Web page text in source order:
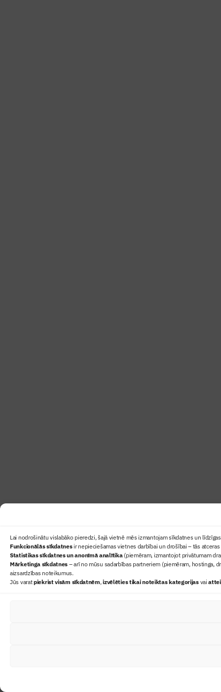
Lai nodrošinātu vislabāko pieredzi, šajā vietnē mēs izmantojam sīkdatnes un
Funkcionālās sīkdatnesir nepieciešamas vietnes darbībai un drošībai – tās
Statistikas sīkdatnes un anonīmā analītika(piemēram, izmantojot privātumam
Mārketinga sīkdatnes – arī no mūsu sadarbības partneriem (piemēram, hostinga,
aizsardzības noteikumus.
Jūs varatpiekrist visām sīkdatnēm,izvēlēties tikai noteiktas kategorijasvai